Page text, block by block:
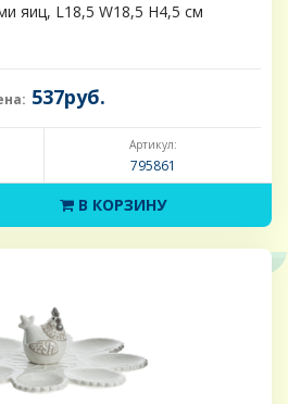
яиц, L18,5 W18,5 H4,5 см
537руб.
Артикул:
795861
В КОРЗИНУ